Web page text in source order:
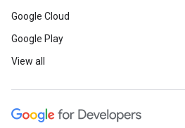
Google Cloud
Google Play
View all